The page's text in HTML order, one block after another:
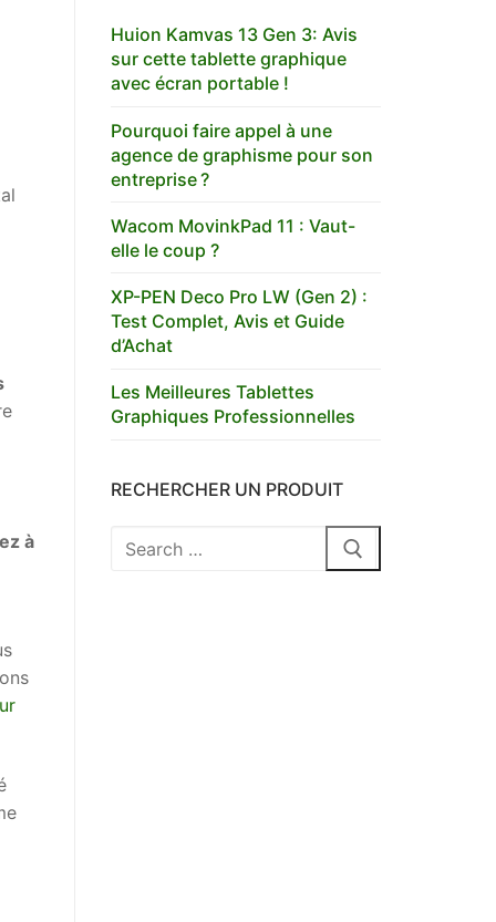
à
Huion Kamvas 13 Gen 3: Avis
sur cette tablette graphique
avec écran portable !
Pourquoi faire appel à une
agence de graphisme pour son
entreprise ?
Wacom MovinkPad 11 : Vaut-
elle le coup ?
XP-PEN Deco Pro LW (Gen 2) :
Test Complet, Avis et Guide
d’Achat
Les Meilleures Tablettes
Graphiques Professionnelles
RECHERCHER UN PRODUIT
Rechercher